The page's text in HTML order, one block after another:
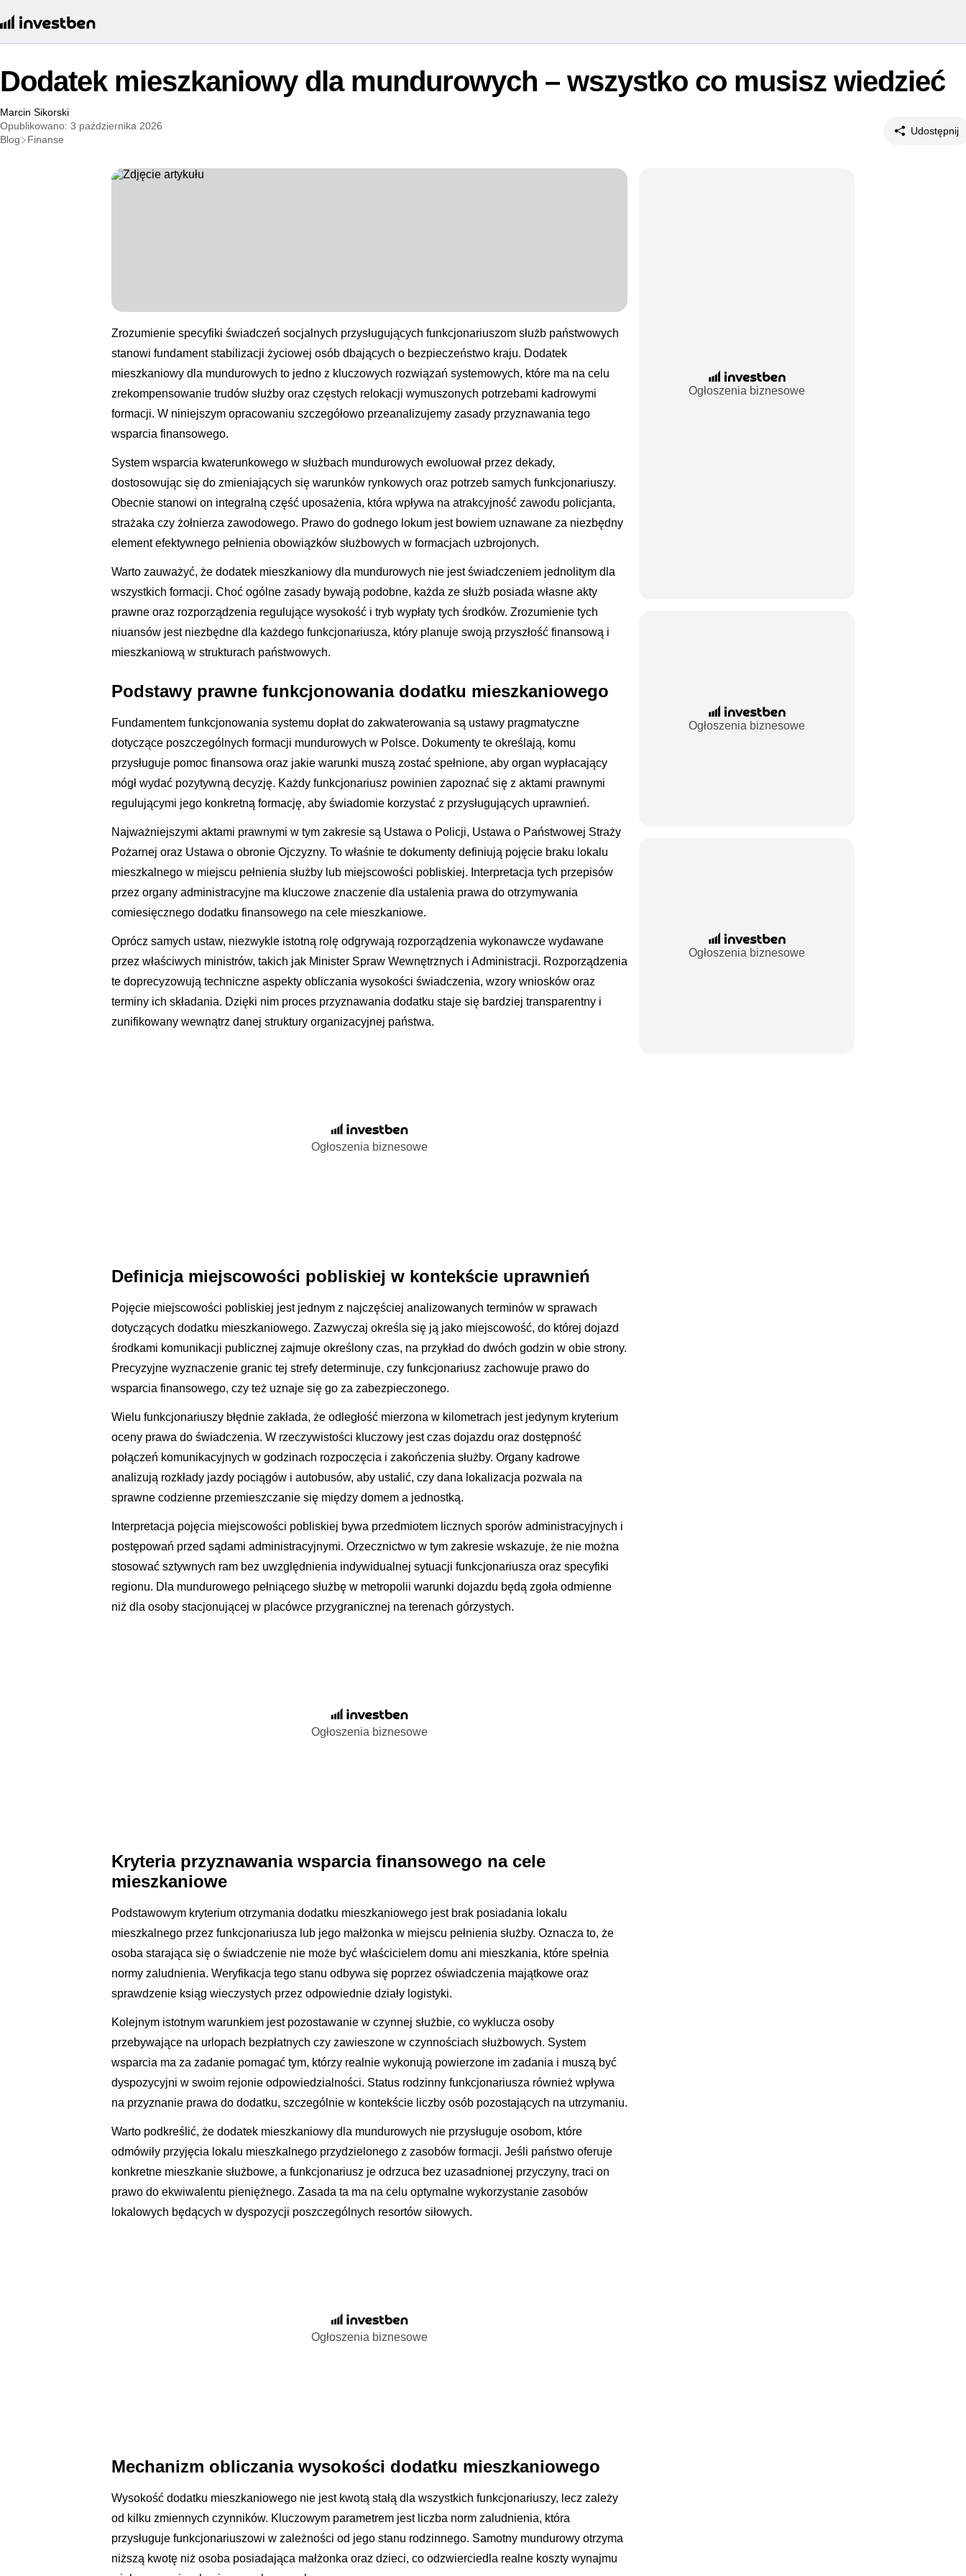
Dodatek mieszkaniowy dla mundurowych – wszystko co musisz wiedzieć
Marcin Sikorski
Opublikowano: 3 października 2026
Blog
Finanse
Udostępnij
Zrozumienie specyfiki świadczeń socjalnych przysługujących funkcjonariuszom służb państwowych
stanowi fundament stabilizacji życiowej osób dbających o bezpieczeństwo kraju. Dodatek
mieszkaniowy dla mundurowych to jedno z kluczowych rozwiązań systemowych, które ma na celu
zrekompensowanie trudów służby oraz częstych relokacji wymuszonych potrzebami kadrowymi
formacji. W niniejszym opracowaniu szczegółowo przeanalizujemy zasady przyznawania tego
wsparcia finansowego.
System wsparcia kwaterunkowego w służbach mundurowych ewoluował przez dekady,
dostosowując się do zmieniających się warunków rynkowych oraz potrzeb samych funkcjonariuszy.
Obecnie stanowi on integralną część uposażenia, która wpływa na atrakcyjność zawodu policjanta,
strażaka czy żołnierza zawodowego. Prawo do godnego lokum jest bowiem uznawane za niezbędny
element efektywnego pełnienia obowiązków służbowych w formacjach uzbrojonych.
Warto zauważyć, że dodatek mieszkaniowy dla mundurowych nie jest świadczeniem jednolitym dla
wszystkich formacji. Choć ogólne zasady bywają podobne, każda ze służb posiada własne akty
prawne oraz rozporządzenia regulujące wysokość i tryb wypłaty tych środków. Zrozumienie tych
niuansów jest niezbędne dla każdego funkcjonariusza, który planuje swoją przyszłość finansową i
mieszkaniową w strukturach państwowych.
Podstawy prawne funkcjonowania dodatku mieszkaniowego
Fundamentem funkcjonowania systemu dopłat do zakwaterowania są ustawy pragmatyczne
dotyczące poszczególnych formacji mundurowych w Polsce. Dokumenty te określają, komu
przysługuje pomoc finansowa oraz jakie warunki muszą zostać spełnione, aby organ wypłacający
mógł wydać pozytywną decyzję. Każdy funkcjonariusz powinien zapoznać się z aktami prawnymi
regulującymi jego konkretną formację, aby świadomie korzystać z przysługujących uprawnień.
Najważniejszymi aktami prawnymi w tym zakresie są Ustawa o Policji, Ustawa o Państwowej Straży
Pożarnej oraz Ustawa o obronie Ojczyzny. To właśnie te dokumenty definiują pojęcie braku lokalu
mieszkalnego w miejscu pełnienia służby lub miejscowości pobliskiej. Interpretacja tych przepisów
przez organy administracyjne ma kluczowe znaczenie dla ustalenia prawa do otrzymywania
comiesięcznego dodatku finansowego na cele mieszkaniowe.
Oprócz samych ustaw, niezwykle istotną rolę odgrywają rozporządzenia wykonawcze wydawane
przez właściwych ministrów, takich jak Minister Spraw Wewnętrznych i Administracji. Rozporządzenia
te doprecyzowują techniczne aspekty obliczania wysokości świadczenia, wzory wniosków oraz
terminy ich składania. Dzięki nim proces przyznawania dodatku staje się bardziej transparentny i
zunifikowany wewnątrz danej struktury organizacyjnej państwa.
Ogłoszenia biznesowe
Definicja miejscowości pobliskiej w kontekście uprawnień
Pojęcie miejscowości pobliskiej jest jednym z najczęściej analizowanych terminów w sprawach
dotyczących dodatku mieszkaniowego. Zazwyczaj określa się ją jako miejscowość, do której dojazd
środkami komunikacji publicznej zajmuje określony czas, na przykład do dwóch godzin w obie strony.
Precyzyjne wyznaczenie granic tej strefy determinuje, czy funkcjonariusz zachowuje prawo do
wsparcia finansowego, czy też uznaje się go za zabezpieczonego.
Wielu funkcjonariuszy błędnie zakłada, że odległość mierzona w kilometrach jest jedynym kryterium
oceny prawa do świadczenia. W rzeczywistości kluczowy jest czas dojazdu oraz dostępność
połączeń komunikacyjnych w godzinach rozpoczęcia i zakończenia służby. Organy kadrowe
analizują rozkłady jazdy pociągów i autobusów, aby ustalić, czy dana lokalizacja pozwala na
sprawne codzienne przemieszczanie się między domem a jednostką.
Interpretacja pojęcia miejscowości pobliskiej bywa przedmiotem licznych sporów administracyjnych i
postępowań przed sądami administracyjnymi. Orzecznictwo w tym zakresie wskazuje, że nie można
stosować sztywnych ram bez uwzględnienia indywidualnej sytuacji funkcjonariusza oraz specyfiki
regionu. Dla mundurowego pełniącego służbę w metropolii warunki dojazdu będą zgoła odmienne
niż dla osoby stacjonującej w placówce przygranicznej na terenach górzystych.
Ogłoszenia biznesowe
Kryteria przyznawania wsparcia finansowego na cele
mieszkaniowe
Podstawowym kryterium otrzymania dodatku mieszkaniowego jest brak posiadania lokalu
mieszkalnego przez funkcjonariusza lub jego małżonka w miejscu pełnienia służby. Oznacza to, że
osoba starająca się o świadczenie nie może być właścicielem domu ani mieszkania, które spełnia
normy zaludnienia. Weryfikacja tego stanu odbywa się poprzez oświadczenia majątkowe oraz
sprawdzenie ksiąg wieczystych przez odpowiednie działy logistyki.
Kolejnym istotnym warunkiem jest pozostawanie w czynnej służbie, co wyklucza osoby
przebywające na urlopach bezpłatnych czy zawieszone w czynnościach służbowych. System
wsparcia ma za zadanie pomagać tym, którzy realnie wykonują powierzone im zadania i muszą być
dyspozycyjni w swoim rejonie odpowiedzialności. Status rodzinny funkcjonariusza również wpływa
na przyznanie prawa do dodatku, szczególnie w kontekście liczby osób pozostających na utrzymaniu.
Warto podkreślić, że dodatek mieszkaniowy dla mundurowych nie przysługuje osobom, które
odmówiły przyjęcia lokalu mieszkalnego przydzielonego z zasobów formacji. Jeśli państwo oferuje
konkretne mieszkanie służbowe, a funkcjonariusz je odrzuca bez uzasadnionej przyczyny, traci on
prawo do ekwiwalentu pieniężnego. Zasada ta ma na celu optymalne wykorzystanie zasobów
lokalowych będących w dyspozycji poszczególnych resortów siłowych.
Ogłoszenia biznesowe
Mechanizm obliczania wysokości dodatku mieszkaniowego
Wysokość dodatku mieszkaniowego nie jest kwotą stałą dla wszystkich funkcjonariuszy, lecz zależy
od kilku zmiennych czynników. Kluczowym parametrem jest liczba norm zaludnienia, która
przysługuje funkcjonariuszowi w zależności od jego stanu rodzinnego. Samotny mundurowy otrzyma
niższą kwotę niż osoba posiadająca małżonka oraz dzieci, co odzwierciedla realne koszty wynajmu
Ogłoszenia biznesowe
Ogłoszenia biznesowe
Ogłoszenia biznesowe